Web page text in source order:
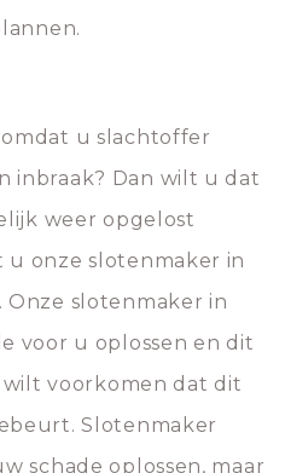
u slachtoffer
inbraak? Dan wilt u dat
weer opgelost
u onze slotenmaker in
slotenmaker in
voor u oplossen en dit
voorkomen dat dit
Slotenmaker
schade oplossen, maar